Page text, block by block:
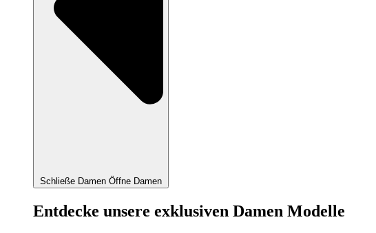
Schließe Damen Öffne Damen
Entdecke unsere exklusiven Damen Modelle